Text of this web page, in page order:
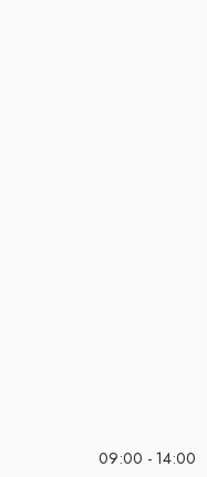
09:00 - 14:00